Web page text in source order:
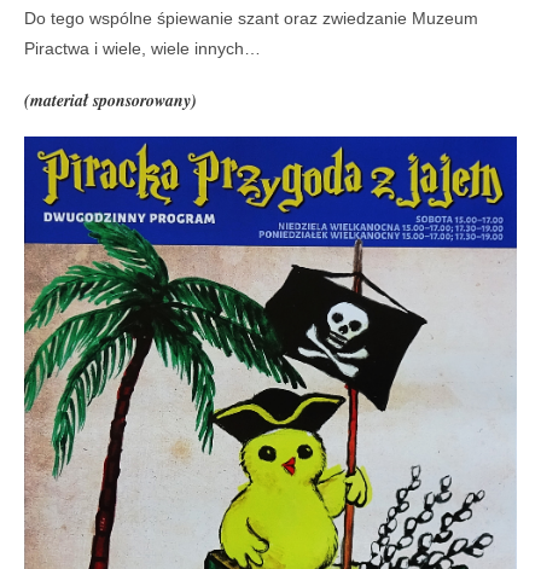
Do tego wspólne śpiewanie szant oraz zwiedzanie Muzeum
Piractwa i wiele, wiele innych…
(materiał sponsorowany)